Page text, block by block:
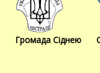
Громада Сіднею